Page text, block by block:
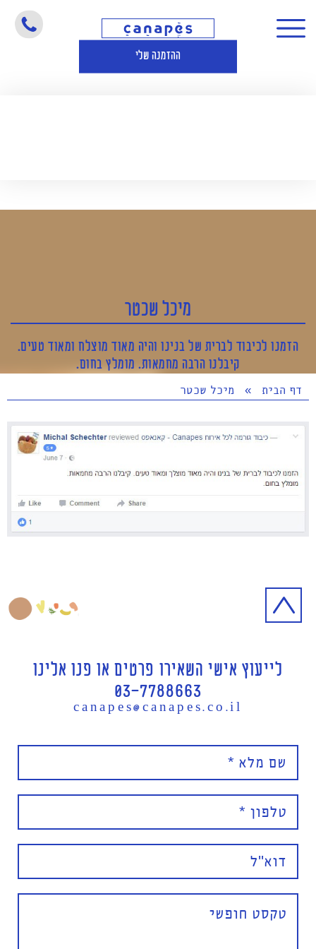
ההזמנה שלי
מיכל שכטר
הזמנו לכיבוד לברית של בנינו והיה מאוד מוצלח ומאוד טעים.
קיבלנו הרבה מחמאות. מומלץ בחום.
דף הבית » מיכל שכטר
לייעוץ אישי השאירו פרטים או פנו אלינו
03-7788663
canapes@canapes.co.il